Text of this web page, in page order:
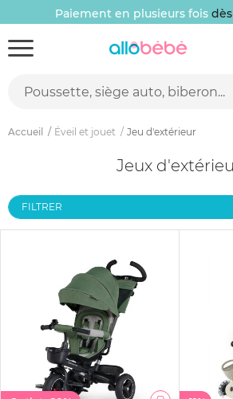
Paiement en plusieurs foisdès
Accueil Éveil et jouet Jeu d'extérieur
Jeux
FILTRER